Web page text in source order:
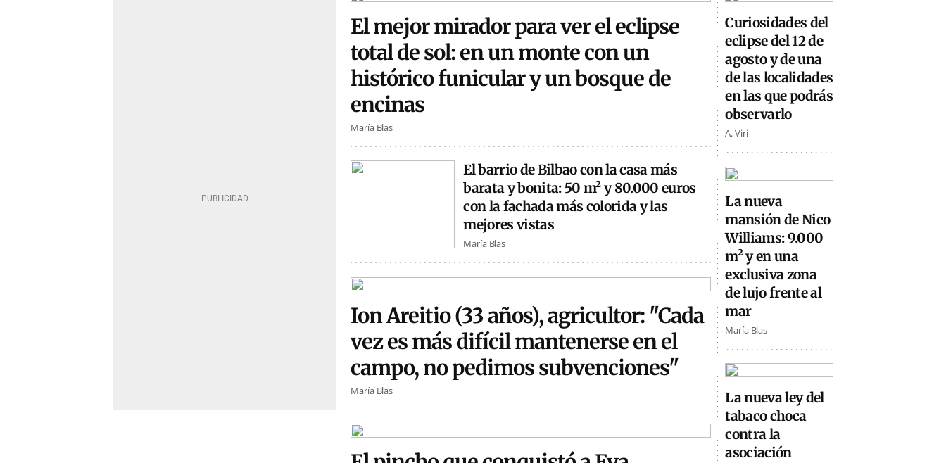
El mejor mirador para ver el eclipse
total de sol: en un monte con un
histórico funicular y un bosque de
encinas
María Blas
El barrio de Bilbao con la casa más
barata y bonita: 50 m² y 80.000 euros
con la fachada más colorida y las
mejores vistas
María Blas
Ion Areitio (33 años), agricultor: "Cada
vez es más difícil mantenerse en el
campo, no pedimos subvenciones"
María Blas
Curiosidades del
eclipse del 12 de
agosto y de una
de las localidades
en las que podrás
observarlo
A. Viri
La nueva
mansión de Nico
Williams: 9.000
m² y en una
exclusiva zona
de lujo frente al
mar
María Blas
La nueva ley del
tabaco choca
contra la
asociación